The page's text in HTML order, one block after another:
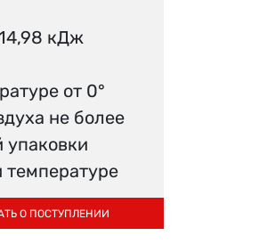
кДж
от 0°
не более
упаковки
температуре
О ПОСТУПЛЕНИИ